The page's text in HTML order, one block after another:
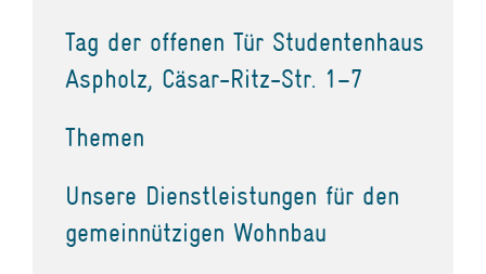
Tag der offenen Tür Studentenhaus
Aspholz, Cäsar-Ritz-Str. 1–7
Themen
Unsere Dienstleistungen für den
gemeinnützigen Wohnbau